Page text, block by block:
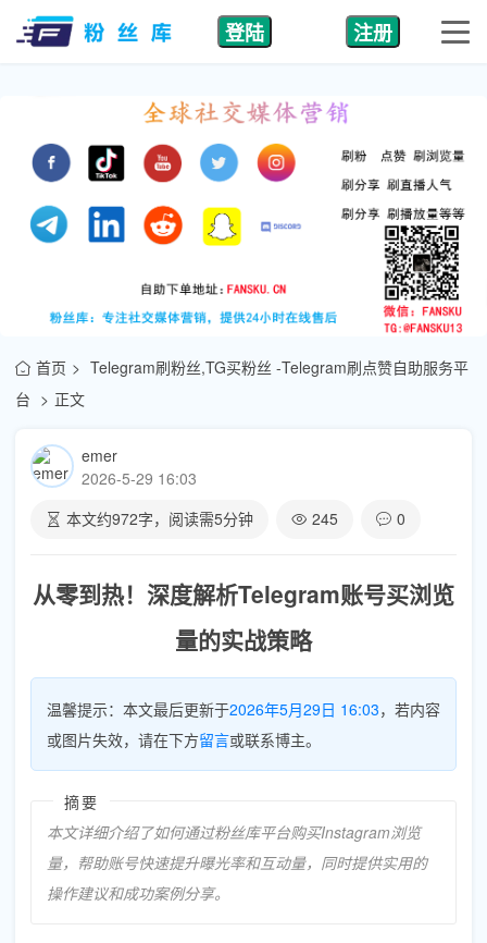
登陆 注册
首页
Telegram刷粉丝,TG买粉丝 -Telegram刷点赞自助服务平
台
正文
emer
2026-5-29 16:03
本文约972字，阅读需5分钟 245 0
从零到热！深度解析Telegram账号买浏览
量的实战策略
温馨提示：本文最后更新于2026年5月29日 16:03，若内容
或图片失效，请在下方留言或联系博主。
摘要
本文详细介绍了如何通过粉丝库平台购买Instagram浏览
量，帮助账号快速提升曝光率和互动量，同时提供实用的
操作建议和成功案例分享。